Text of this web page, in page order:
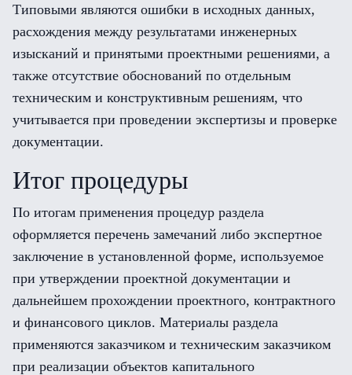
Типовыми являются ошибки в исходных данных,
расхождения между результатами инженерных
изысканий и принятыми проектными решениями, а
также отсутствие обоснований по отдельным
техническим и конструктивным решениям, что
учитывается при проведении экспертизы и проверке
документации.
Итог процедуры
По итогам применения процедур раздела
оформляется перечень замечаний либо экспертное
заключение в установленной форме, используемое
при утверждении проектной документации и
дальнейшем прохождении проектного, контрактного
и финансового циклов. Материалы раздела
применяются заказчиком и техническим заказчиком
при реализации объектов капитального